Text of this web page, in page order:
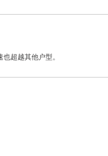
超越其他户型。